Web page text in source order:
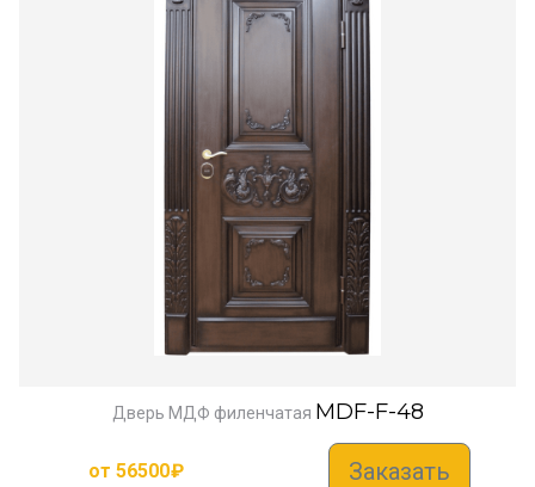
Дверь МДФ филенчатая MDF-F-48
от 56500₽ Заказать